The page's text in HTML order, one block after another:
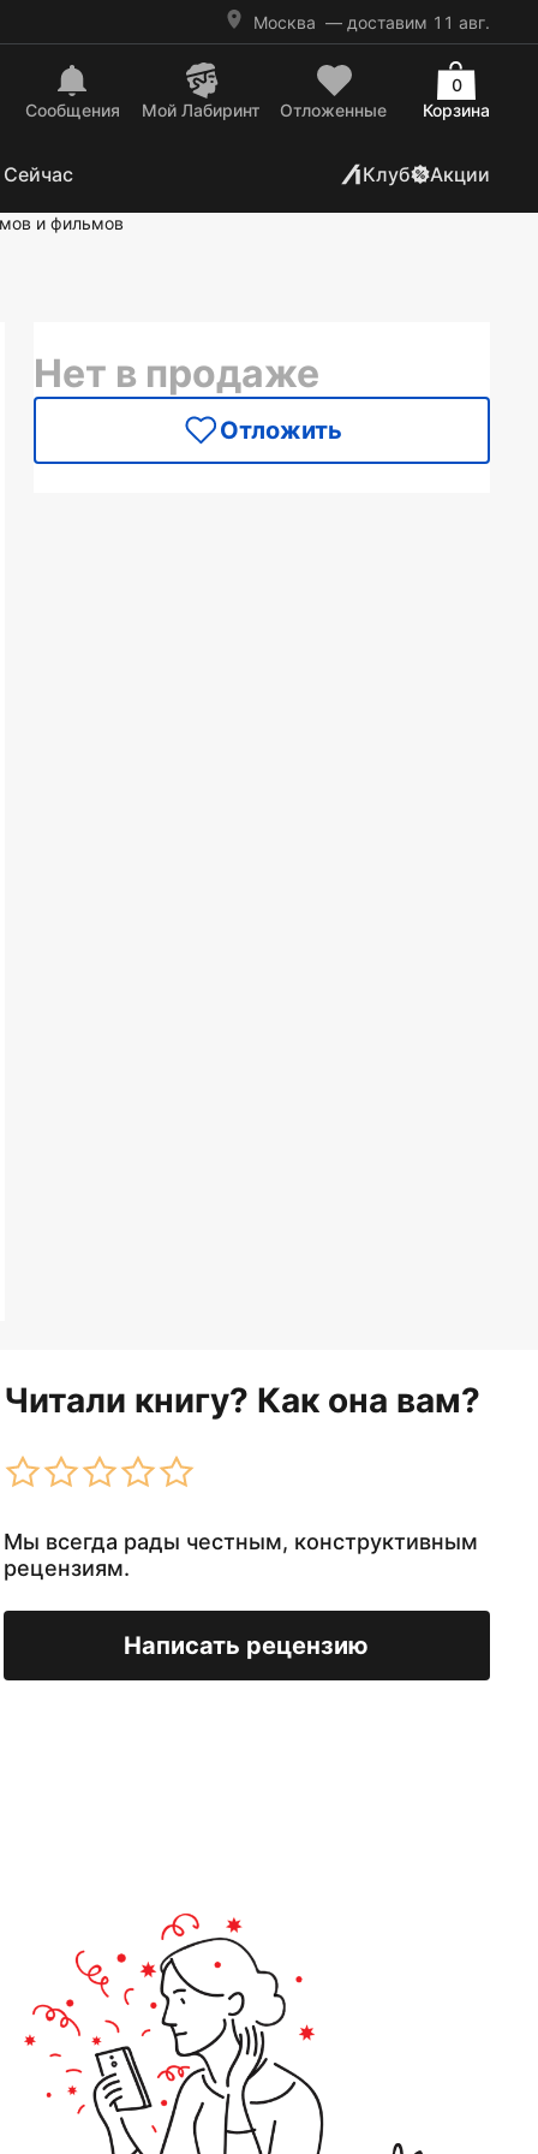
Москва — доставим 11 авг.
Сообщения Mой Лабиринт Отложенные Корзина
0
Клуб Акции
и фильмов
Нет в продаже
Отложить
Читали книгу? Как она вам?
Мы всегда рады честным, конструктивным
рецензиям.
Написать рецензию